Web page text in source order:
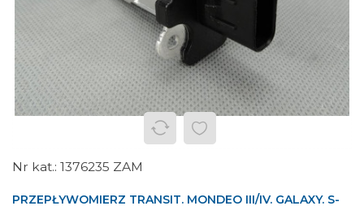
1376235 ZAM
PRZEPŁYWOMIERZ TRANSIT. MONDEO III/IV. GALAXY. S-